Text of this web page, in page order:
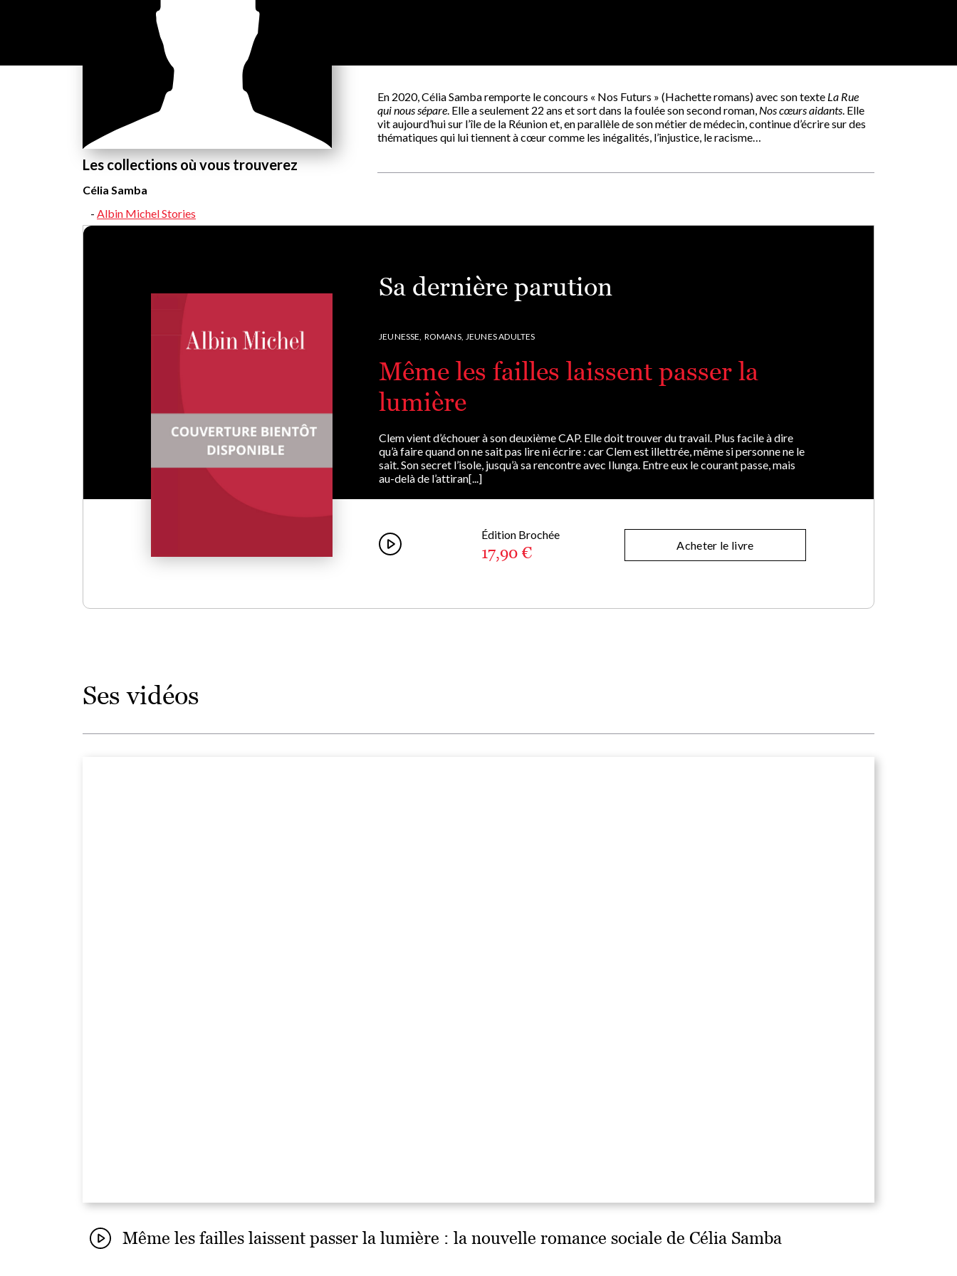
Les collections où vous trouverez
Célia Samba
Albin Michel Stories
En 2020, Célia Samba remporte le concours « Nos Futurs » (Hachette romans) avec son texte La Rue
qui nous sépare. Elle a seulement 22 ans et sort dans la foulée son second roman, Nos cœurs aidants. Elle
vit aujourd’hui sur l’île de la Réunion et, en parallèle de son métier de médecin, continue d’écrire sur des
thématiques qui lui tiennent à cœur comme les inégalités, l’injustice, le racisme…
Sa dernière parution
JEUNESSE, ROMANS, JEUNES ADULTES
Même les failles laissent passer la
lumière
Clem vient d’échouer à son deuxième CAP. Elle doit trouver du travail. Plus facile à dire
qu’à faire quand on ne sait pas lire ni écrire : car Clem est illettrée, même si personne ne le
sait. Son secret l’isole, jusqu’à sa rencontre avec Ilunga. Entre eux le courant passe, mais
au-delà de l’attiran[...]
Édition Brochée
17,90 € Acheter le livre
Ses vidéos
Même les failles laissent passer la lumière : la nouvelle romance sociale de Célia Samba